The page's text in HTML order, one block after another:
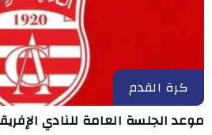
كرة القدم
موعد الجلسة العامة للنادي